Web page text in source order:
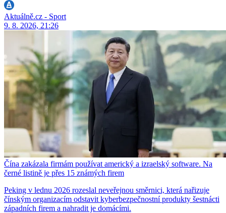
Aktuálně.cz - Sport
9. 8. 2026, 21:26
Čína zakázala firmám používat americký a izraelský software. Na
černé listině je přes 15 známých firem
Peking v lednu 2026 rozeslal neveřejnou směrnici, která nařizuje
čínským organizacím odstavit kyberbezpečnostní produkty šestnácti
západních firem a nahradit je domácími.